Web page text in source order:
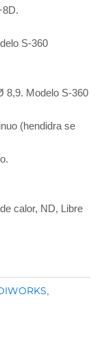
S-360
Modelo S-360
(hendidra se
calor, ND, Libre